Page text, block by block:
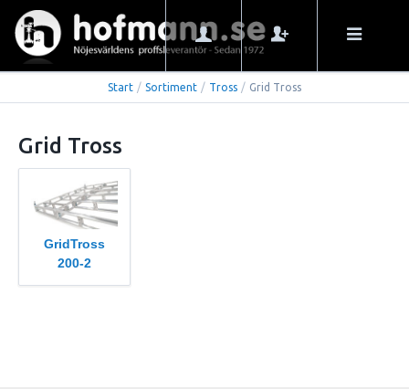
Start / Sortiment / Tross / Grid Tross
Grid Tross
GridTross
200-2